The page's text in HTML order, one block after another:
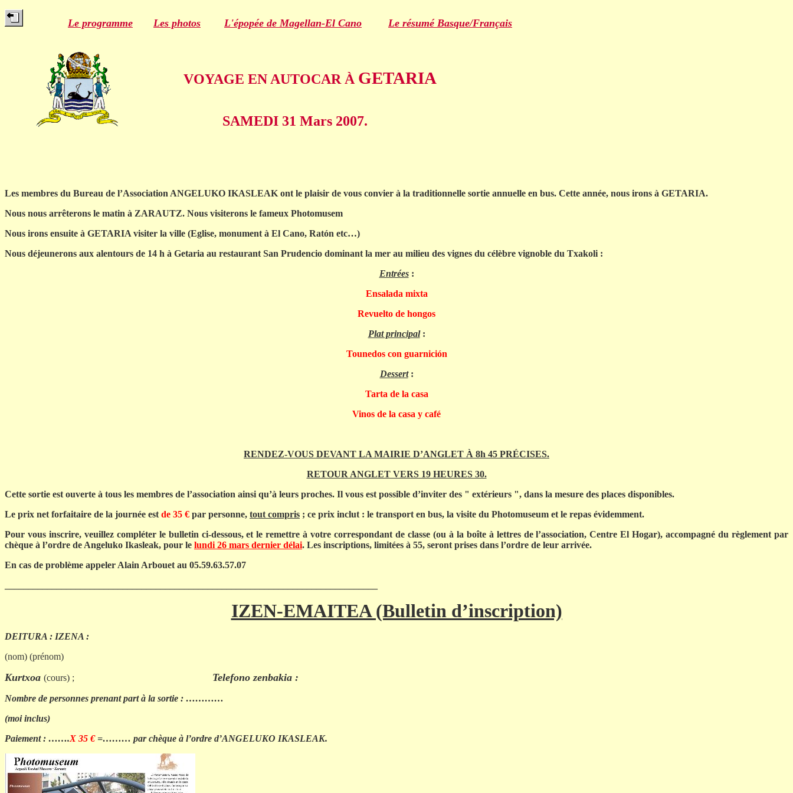
Le programme Les photos L'épopée de Magellan-El Cano Le résumé Basque/Français
VOYAGE EN AUTOCAR À GETARIA
SAMEDI 31 Mars 2007.
Les membres du Bureau de l’Association ANGELUKO IKASLEAK ont le plaisir de vous convier à la traditionnelle sortie annuelle en bus. Cette année, nous irons à GETARIA.
Nous nous arrêterons le matin à ZARAUTZ. Nous visiterons le fameux Photomusem
Nous irons ensuite à GETARIA visiter la ville (Eglise, monument à El Cano, Ratón etc…)
Nous déjeunerons aux alentours de 14 h à Getaria au restaurant San Prudencio dominant la mer au milieu des vignes du célèbre vignoble du Txakoli :
Entrées:
Ensalada mixta
Revuelto de hongos
Plat principal:
Tounedos con guarnición
Dessert:
Tarta de la casa
Vinos de la casa y café
RENDEZ-VOUS DEVANT LA MAIRIE D’ANGLET À 8h 45 PRÉCISES.
RETOUR ANGLET VERS 19 HEURES 30.
Cette sortie est ouverte à tous les membres de l’association ainsi qu’à leurs proches. Il vous est possible d’inviter des " extérieurs ", dans la mesure des places disponibles.
Le prix net forfaitaire de la journée est de 35 € par personne, tout compris ; ce prix inclut : le transport en bus, la visite du Photomuseum et le repas évidemment.
Pour vous inscrire, veuillez compléter le bulletin ci-dessous, et le remettre à votre correspondant de classe (ou à la boîte à lettres de l’association, Centre El Hogar), accompagné du règlement par
chèque à l’ordre de Angeluko Ikasleak, pour le lundi 26 mars dernier délai. Les inscriptions, limitées à 55, seront prises dans l’ordre de leur arrivée.
En cas de problème appeler Alain Arbouet au 05.59.63.57.07
IZEN-EMAITEA (Bulletin d’inscription)
DEITURA : IZENA :
(nom) (prénom)
Kurtxoa (cours) ; Telefono zenbakia :
Nombre de personnes prenant part à la sortie : …………
(moi inclus)
Paiement : …….X 35 €=……… par chèque à l’ordre d’ANGELUKO IKASLEAK.